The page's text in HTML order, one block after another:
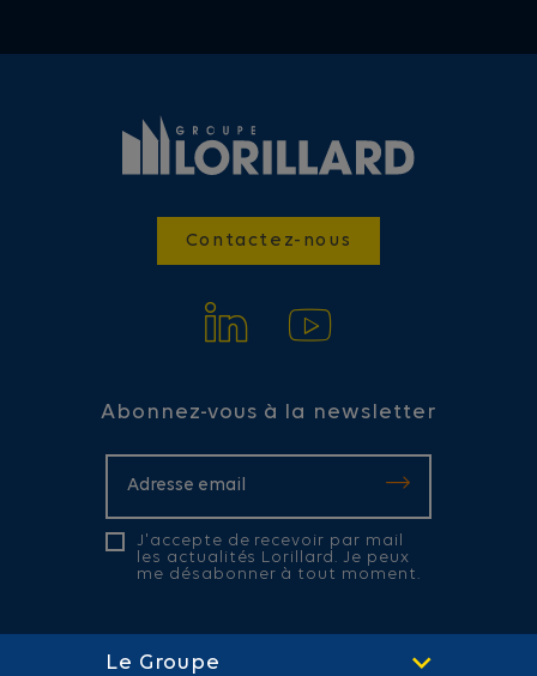
Contactez-nous
Abonnez-vous à la newsletter
J'accepte de recevoir par mail
les actualités Lorillard. Je peux
me désabonner à tout moment.
Le Groupe